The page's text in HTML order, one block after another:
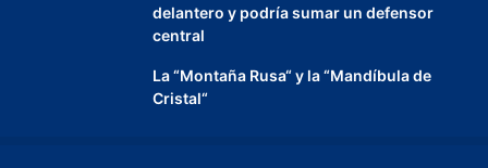
delantero y podría sumar un defensor
central
La “Montaña Rusa“ y la “Mandíbula de
Cristal“